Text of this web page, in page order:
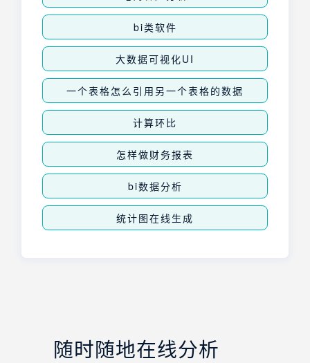
bi类软件
大数据可视化UI
一个表格怎么引用另一个表格的数据
计算环比
怎样做财务报表
bi数据分析
统计图在线生成
随时随地在线分析